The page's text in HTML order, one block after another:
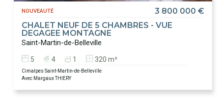
NOUVEAUTÉ
3 800 000 €
CHALET NEUF DE 5 CHAMBRES - VUE
DEGAGEE MONTAGNE
Saint-Martin-de-Belleville
5 4 1 320 m²
Cimalpes Saint-Martin-de-Belleville
Avec Margaux THIERY